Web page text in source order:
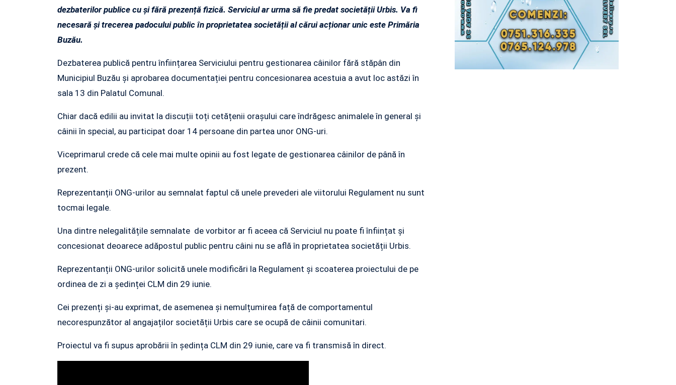
dezbaterilor publice cu și fără prezență fizică. Serviciul ar urma să fie predat societății Urbis. Va fi
necesară și trecerea padocului public în proprietatea societății al cărui acționar unic este Primăria
Buzău.
Dezbaterea publică pentru înființarea Serviciului pentru gestionarea câinilor fără stăpân din
Municipiul Buzău și aprobarea documentației pentru concesionarea acestuia a avut loc astăzi în
sala 13 din Palatul Comunal.
Chiar dacă edilii au invitat la discuții toți cetățenii orașului care îndrăgesc animalele în general și
câinii în special, au participat doar 14 persoane din partea unor ONG-uri.
Viceprimarul crede că cele mai multe opinii au fost legate de gestionarea câinilor de până în
prezent.
Reprezentanții ONG-urilor au semnalat faptul că unele prevederi ale viitorului Regulament nu sunt
tocmai legale.
Una dintre nelegalitățile semnalate de vorbitor ar fi aceea că Serviciul nu poate fi înființat și
concesionat deoarece adăpostul public pentru câini nu se află în proprietatea societății Urbis.
Reprezentanții ONG-urilor solicită unele modificări la Regulament și scoaterea proiectului de pe
ordinea de zi a ședinței CLM din 29 iunie.
Cei prezenți și-au exprimat, de asemenea și nemulțumirea față de comportamentul
necorespunzător al angajaților societății Urbis care se ocupă de câinii comunitari.
Proiectul va fi supus aprobării în ședința CLM din 29 iunie, care va fi transmisă în direct.